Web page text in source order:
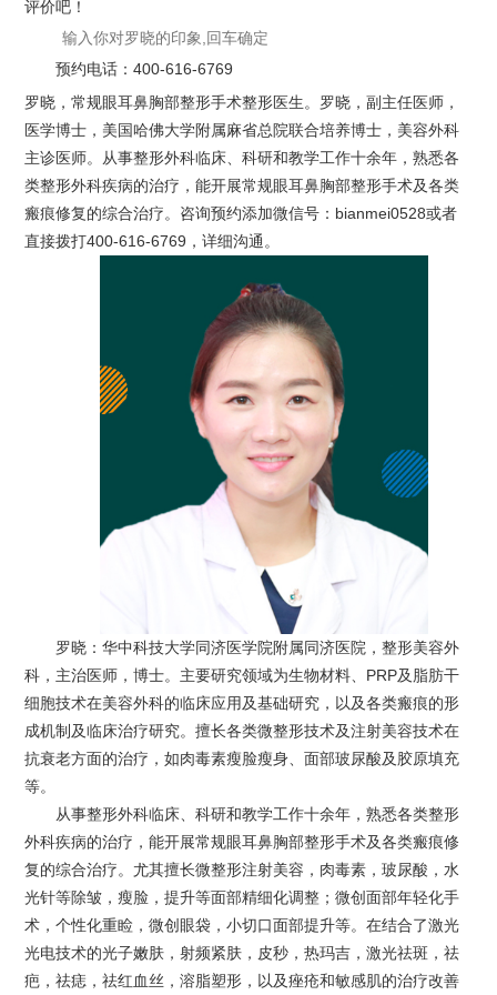
评价吧！
预约电话：400-616-6769
罗晓，常规眼耳鼻胸部整形手术整形医生。罗晓，副主任医师，
医学博士，美国哈佛大学附属麻省总院联合培养博士，美容外科
主诊医师。从事整形外科临床、科研和教学工作十余年，熟悉各
类整形外科疾病的治疗，能开展常规眼耳鼻胸部整形手术及各类
瘢痕修复的综合治疗。咨询预约添加微信号：bianmei0528或者
直接拨打400-616-6769，详细沟通。
罗晓：华中科技大学同济医学院附属同济医院，整形美容外
科，主治医师，博士。主要研究领域为生物材料、PRP及脂肪干
细胞技术在美容外科的临床应用及基础研究，以及各类瘢痕的形
成机制及临床治疗研究。擅长各类微整形技术及注射美容技术在
抗衰老方面的治疗，如肉毒素瘦脸瘦身、面部玻尿酸及胶原填充
等。
从事整形外科临床、科研和教学工作十余年，熟悉各类整形
外科疾病的治疗，能开展常规眼耳鼻胸部整形手术及各类瘢痕修
复的综合治疗。尤其擅长微整形注射美容，肉毒素，玻尿酸，水
光针等除皱，瘦脸，提升等面部精细化调整；微创面部年轻化手
术，个性化重睑，微创眼袋，小切口面部提升等。在结合了激光
光电技术的光子嫩肤，射频紧肤，皮秒，热玛吉，激光祛斑，祛
疤，祛痣，祛红血丝，溶脂塑形，以及痤疮和敏感肌的治疗改善